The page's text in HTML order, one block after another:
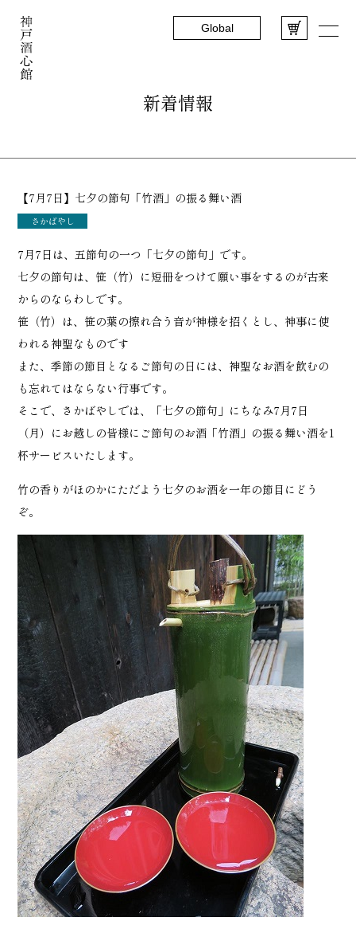
Global
新着情報
【7月7日】七夕の節句「竹酒」の振る舞い酒
さかばやし
7月7日は、五節句の一つ「七夕の節句」です。
七夕の節句は、笹（竹）に短冊をつけて願い事をするのが古来
からのならわしです。
笹（竹）は、笹の葉の擦れ合う音が神様を招くとし、神事に使
われる神聖なものです
また、季節の節目となるご節句の日には、神聖なお酒を飲むの
も忘れてはならない行事です。
そこで、さかばやしでは、「七夕の節句」にちなみ7月7日
（月）にお越しの皆様にご節句のお酒「竹酒」の振る舞い酒を1
杯サービスいたします。
竹の香りがほのかにただよう七夕のお酒を一年の節目にどう
ぞ。